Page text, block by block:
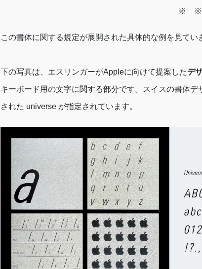
※
この書体に関する規定が展開された具体的な例を見てい
下の写真は、エスリンガーがAppleに向けて提案したデ
キーボード用の文字に関する部分です。スイスの書体
された universe が指定されています。